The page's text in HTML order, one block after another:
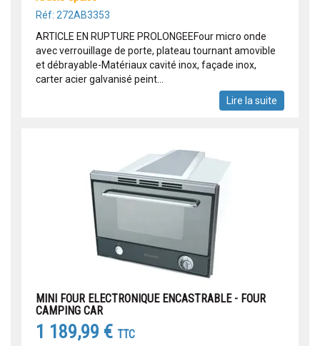
Réf: 272AB3353
ARTICLE EN RUPTURE PROLONGEEFour micro onde
avec verrouillage de porte, plateau tournant amovible
et débrayable-Matériaux cavité inox, façade inox,
carter acier galvanisé peint...
Lire la suite
MINI FOUR ELECTRONIQUE ENCASTRABLE - FOUR
CAMPING CAR
1 189,99 € TTC